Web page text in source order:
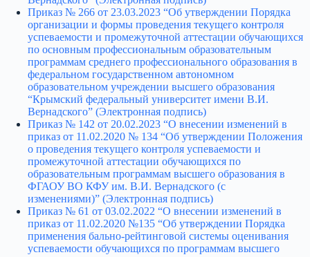
Приказ № 266 от 23.03.2023 “Об утверждении Порядка
организации и формы проведения текущего контроля
успеваемости и промежуточной аттестации обучающихся
по основным профессиональным образовательным
программам среднего профессионального образования в
федеральном государственном автономном
образовательном учреждении высшего образования
“Крымский федеральный университет имени В.И.
Вернадского” (Электронная подпись)
Приказ № 142 от 20.02.2023 “О внесении изменений в
приказ от 11.02.2020 № 134 “Об утверждении Положения
о проведения текущего контроля успеваемости и
промежуточной аттестации обучающихся по
образовательным программам высшего образования в
ФГАОУ ВО КФУ им. В.И. Вернадского (с
изменениями)” (Электронная подпись)
Приказ № 61 от 03.02.2022 “О внесении изменений в
приказ от 11.02.2020 №135 “Об утверждении Порядка
применения бально-рейтинговой системы оценивания
успеваемости обучающихся по программам высшего